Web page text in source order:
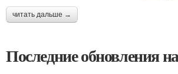
читать дальше →
Последние обновления